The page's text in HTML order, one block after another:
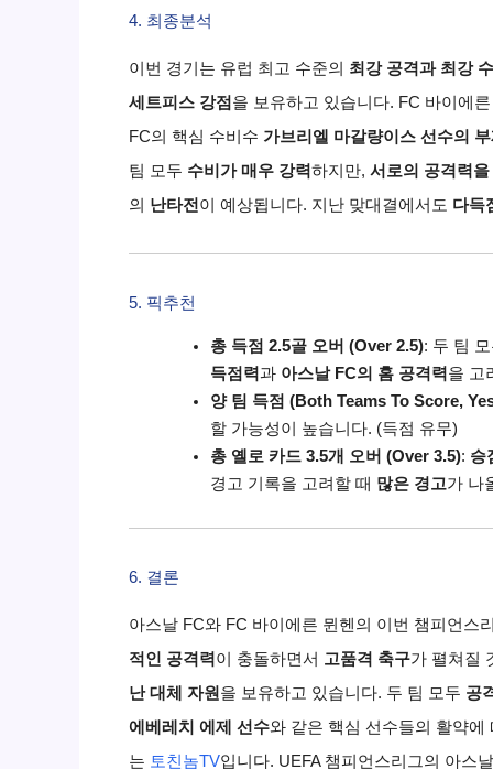
4. 최종분석
이번 경기는 유럽 최고 수준의 최강 공격과 최강
세트피스 강점 을 보유하고 있습니다. FC 바이에
FC의 핵심 수비수 가브리엘 마갈량이스 선수의
팀 모두 수비가 매우 강력하지만, 서로의 공격력
의 난타전 이 예상됩니다. 지난 맞대결에서도 다득
5. 픽추천
총 득점 2.5골 오버 (Over 2.5): 두 팀
득점력과 아스날FC의 홈 공격력을 고
양 팀 득점 (Both Teams To Score,
할 가능성이 높습니다. (득점 유무)
총 옐로 카드 3.5개 오버 (Over 3.5): 승
경고 기록을 고려할 때 많은 경고가 나
6. 결론
아스날 FC와 FC 바이에른 뮌헨의 이번 챔피언스
적인 공격력이 충돌하면서 고품격 축구가 펼쳐질
난 대체 자원 을 보유하고 있습니다. 두 팀 모두 공
에베레치 에제 선수와 같은 핵심 선수들의 활약에
는 토친놈TV입니다. UEFA 챔피언스리그의 아스날